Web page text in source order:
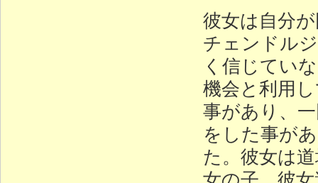
彼女は自分
チェンドル
く信じてい
機会と利用
事があり、
をした事が
た。彼女は